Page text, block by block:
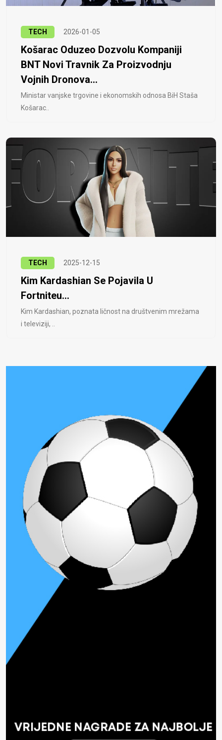
TECH 2026-01-05
Košarac Oduzeo Dozvolu Kompaniji
BNT Novi Travnik Za Proizvodnju
Vojnih Dronova...
Ministar vanjske trgovine i ekonomskih odnosa BiH Staša
Košarac..
TECH 2025-12-15
Kim Kardashian Se Pojavila U
Fortniteu...
Kim Kardashian, poznata ličnost na društvenim mrežama
i televiziji, ..